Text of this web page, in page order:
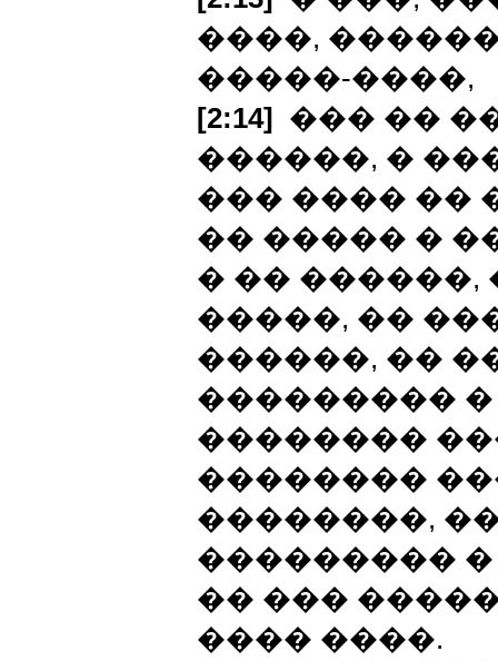
����,
�����-����,
[2:14] ��� ��
������, �
��� ���� ��
�� ����� �
� �� ������,
�����, ��
������, ��
���������
��������
��������
��������,
���������
�� ���
���� ����.